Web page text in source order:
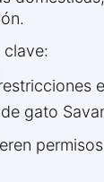
clave:
gato